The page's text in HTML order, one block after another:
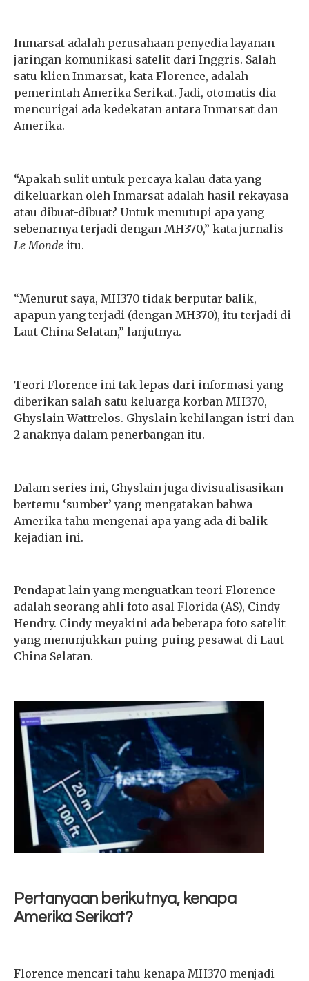
Inmarsat adalah perusahaan penyedia layanan
jaringan komunikasi satelit dari Inggris. Salah
satu klien Inmarsat, kata Florence, adalah
pemerintah Amerika Serikat. Jadi, otomatis dia
mencurigai ada kedekatan antara Inmarsat dan
Amerika.
“Apakah sulit untuk percaya kalau data yang
dikeluarkan oleh Inmarsat adalah hasil rekayasa
atau dibuat-dibuat? Untuk menutupi apa yang
sebenarnya terjadi dengan MH370,” kata jurnalis
Le Monde itu.
“Menurut saya, MH370 tidak berputar balik,
apapun yang terjadi (dengan MH370), itu terjadi di
Laut China Selatan,” lanjutnya.
Teori Florence ini tak lepas dari informasi yang
diberikan salah satu keluarga korban MH370,
Ghyslain Wattrelos. Ghyslain kehilangan istri dan
2 anaknya dalam penerbangan itu.
Dalam series ini, Ghyslain juga divisualisasikan
bertemu ‘sumber’ yang mengatakan bahwa
Amerika tahu mengenai apa yang ada di balik
kejadian ini.
Pendapat lain yang menguatkan teori Florence
adalah seorang ahli foto asal Florida (AS), Cindy
Hendry. Cindy meyakini ada beberapa foto satelit
yang menunjukkan puing-puing pesawat di Laut
China Selatan.
Pertanyaan berikutnya, kenapa
Amerika Serikat?
Florence mencari tahu kenapa MH370 menjadi